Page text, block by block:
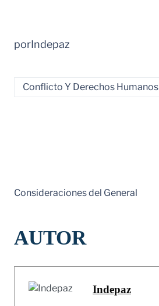
porIndepaz
Conflicto Y Derechos Humanos
Consideraciones del General
AUTOR
Indepaz